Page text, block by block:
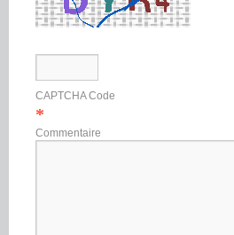
CAPTCHA Code
*
Commentaire